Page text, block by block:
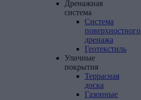
Дренажная
система
Система
поверхностного
дренажа
Геотекстиль
Уличные
покрытия
Террасная
доска
Газонные